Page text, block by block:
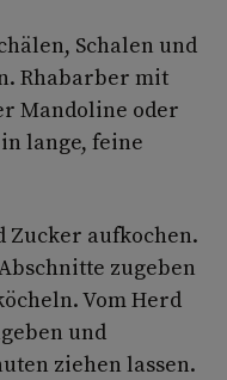
Schalen und
Rhabarber mit
Mandoline oder
lange, feine
Zucker aufkochen.
zugeben
Vom Herd
und
ziehen lassen.